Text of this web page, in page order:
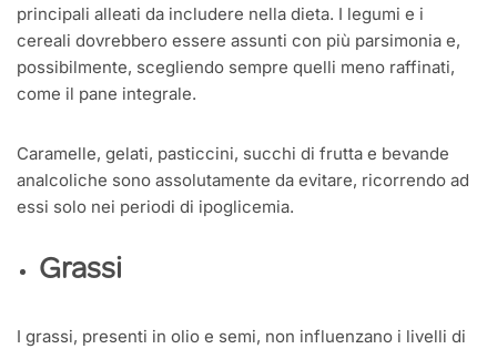
principali alleati da includere nella dieta. I legumi e i
cereali dovrebbero essere assunti con più parsimonia e,
possibilmente, scegliendo sempre quelli meno raffinati,
come il pane integrale.
Caramelle, gelati, pasticcini, succhi di frutta e bevande
analcoliche sono assolutamente da evitare, ricorrendo ad
essi solo nei periodi di ipoglicemia.
Grassi
I grassi, presenti in olio e semi, non influenzano i livelli di